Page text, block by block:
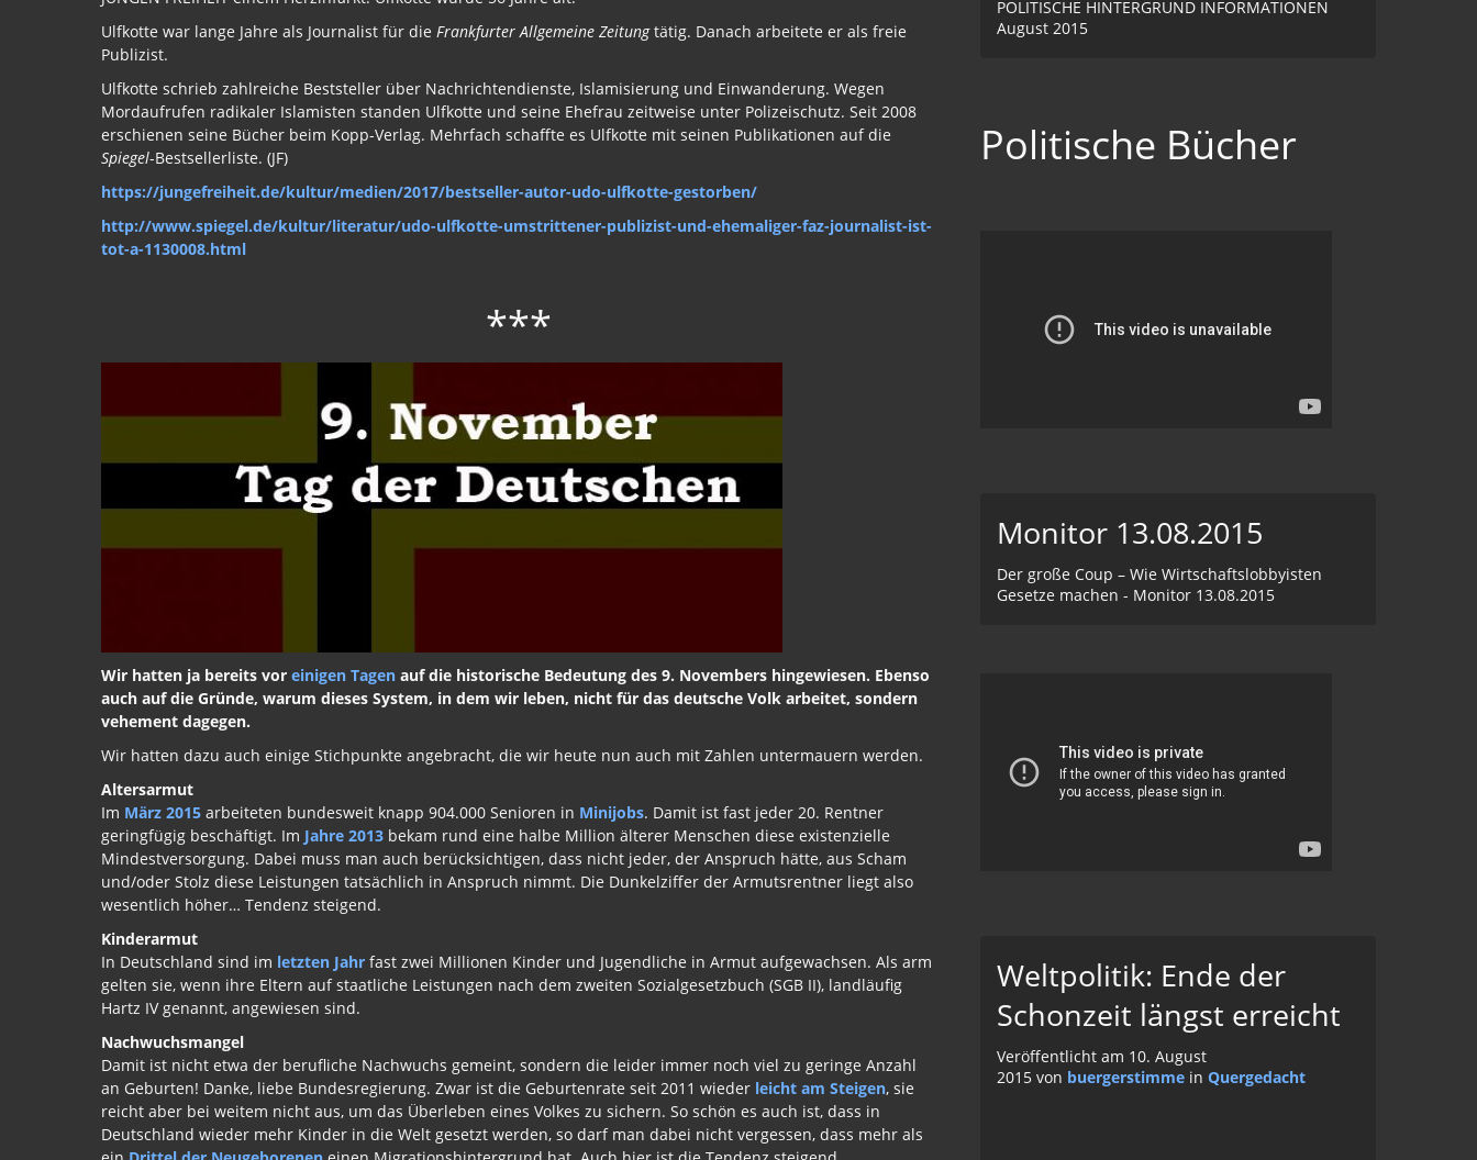
Ulfkotte war lange Jahre als Journalist für die Frankfurter Allgemeine Zeitungtätig. Danach arbeitete er als freie
Publizist.
Ulfkotte schrieb zahlreiche Beststeller über Nachrichtendienste, Islamisierung und Einwanderung. Wegen
Mordaufrufen radikaler Islamisten standen Ulfkotte und seine Ehefrau zeitweise unter Polizeischutz. Seit 2008
erschienen seine Bücher beim Kopp-Verlag. Mehrfach schaffte es Ulfkotte mit seinen Publikationen auf die
Spiegel-Bestsellerliste. (JF)
https://jungefreiheit.de/kultur/medien/2017/bestseller-autor-udo-ulfkotte-gestorben/
http://www.spiegel.de/kultur/literatur/udo-ulfkotte-umstrittener-publizist-und-ehemaliger-faz-journalist-ist-
tot-a-1130008.html
***
Wir hatten ja bereits vor einigen Tagen auf die historische Bedeutung des 9. Novembers hingewiesen. Ebenso
auch auf die Gründe, warum dieses System, in dem wir leben, nicht für das deutsche Volk arbeitet, sondern
vehement dagegen.
Wir hatten dazu auch einige Stichpunkte angebracht, die wir heute nun auch mit Zahlen untermauern werden.
Altersarmut
Im März 2015 arbeiteten bundesweit knapp 904.000 Senioren in Minijobs. Damit ist fast jeder 20. Rentner
geringfügig beschäftigt. Im Jahre 2013 bekam rund eine halbe Million älterer Menschen diese existenzielle
Mindestversorgung. Dabei muss man auch berücksichtigen, dass nicht jeder, der Anspruch hätte, aus Scham
und/oder Stolz diese Leistungen tatsächlich in Anspruch nimmt. Die Dunkelziffer der Armutsrentner liegt also
wesentlich höher… Tendenz steigend.
Kinderarmut
In Deutschland sind im letzten Jahr fast zwei Millionen Kinder und Jugendliche in Armut aufgewachsen. Als arm
gelten sie, wenn ihre Eltern auf staatliche Leistungen nach dem zweiten Sozialgesetzbuch (SGB II), landläufig
Hartz IV genannt, angewiesen sind.
Nachwuchsmangel
Damit ist nicht etwa der berufliche Nachwuchs gemeint, sondern die leider immer noch viel zu geringe Anzahl
an Geburten! Danke, liebe Bundesregierung. Zwar ist die Geburtenrate seit 2011 wieder leicht am Steigen, sie
reicht aber bei weitem nicht aus, um das Überleben eines Volkes zu sichern. So schön es auch ist, dass in
Deutschland wieder mehr Kinder in die Welt gesetzt werden, so darf man dabei nicht vergessen, dass mehr als
POLITISCHE HINTERGRUND INFORMATIONEN
August 2015
Politische Bücher
Monitor 13.08.2015
Der große Coup – Wie Wirtschaftslobbyisten
Gesetze machen - Monitor 13.08.2015
Weltpolitik: Ende der
Schonzeit längst erreicht
Veröffentlicht am 10. August
2015 von buergerstimme in Quergedacht